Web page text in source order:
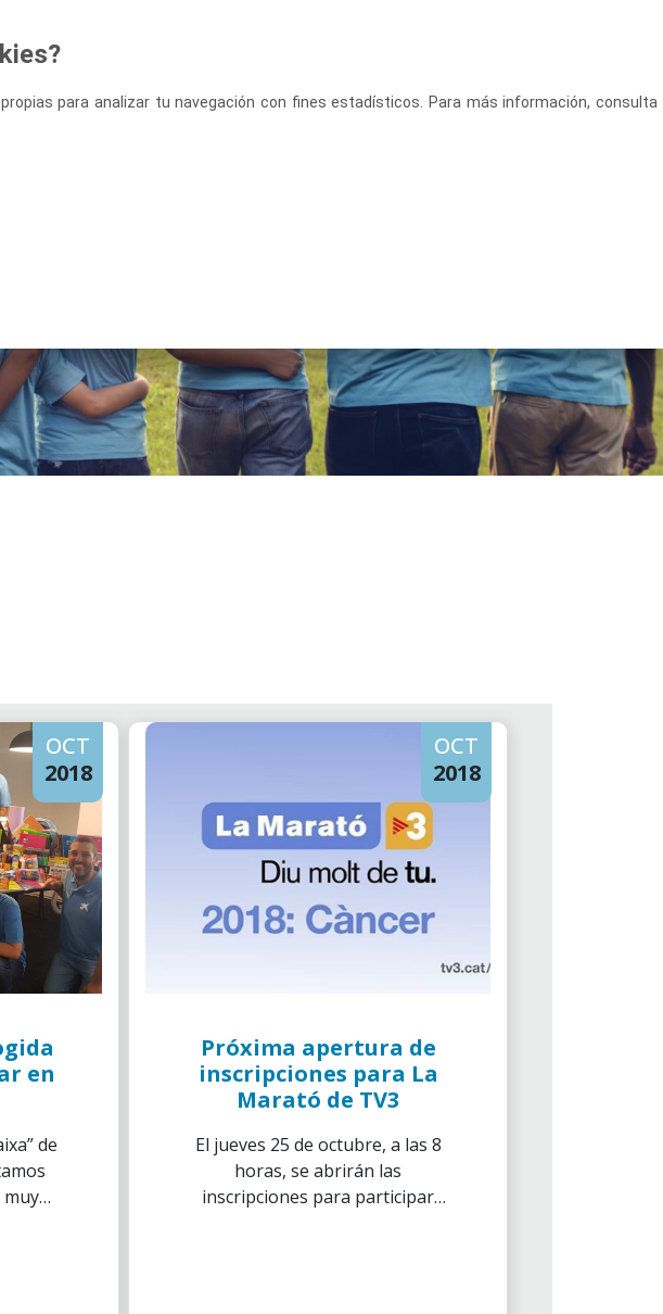
OCT
2018
en
de
OCT
2018
Próxima apertura de
inscripciones para La
Marató de TV3
El jueves 25 de octubre, a las 8
horas, se abrirán las
inscripciones para participar
para analizar tu navegación con fines estadísticos. Para más información, consulta